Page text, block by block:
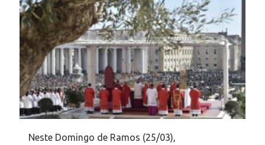
Neste Domingo de Ramos (25/03),